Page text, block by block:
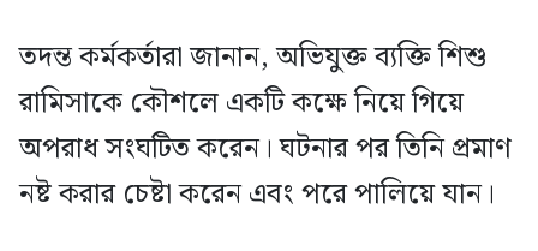
তদন্ত কর্মকর্তারা জানান, অভিযুক্ত ব্যক্তি শিশু
রামিসাকে কৌশলে একটি কক্ষে নিয়ে গিয়ে
অপরাধ সংঘটিত করেন। ঘটনার পর তিনি প্রমাণ
নষ্ট করার চেষ্টা করেন এবং পরে পালিয়ে যান।